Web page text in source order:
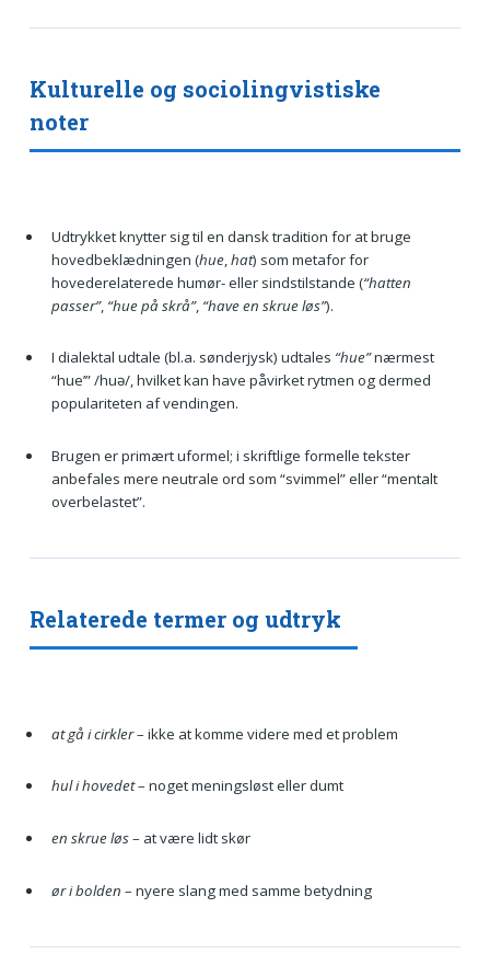
Kulturelle og sociolingvistiske
noter
Udtrykket knytter sig til en dansk tradition for at bruge
hovedbeklædningen (hue,hat) som metafor for
hovederelaterede humør- eller sindstilstande (“hatten
passer”, “hue på skrå”, “have en skrue løs”).
I dialektal udtale (bl.a. sønderjysk) udtales “hue”nærmest
“hue’” /huə/, hvilket kan have påvirket rytmen og dermed
populariteten af vendingen.
Brugen er primært uformel; i skriftlige formelle tekster
anbefales mere neutrale ord som “svimmel” eller “mentalt
overbelastet”.
Relaterede termer og udtryk
at gå i cirkler– ikke at komme videre med et problem
hul i hovedet– noget meningsløst eller dumt
en skrue løs– at være lidt skør
ør i bolden – nyere slang med samme betydning